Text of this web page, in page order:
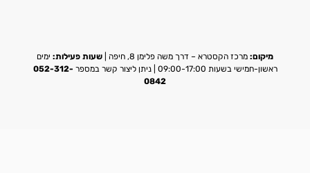
מיקום: מרכז הקסטרא – דרך משה פלימן 8, חיפה | שעות פעילות: ימים
ראשון-חמישי בשעות 09:00-17:00 | ניתן ליצור קשר במספר
052-312-
0842